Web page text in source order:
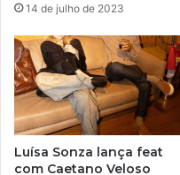
14 de julho de 2023
Luísa Sonza lança feat
com Caetano Veloso